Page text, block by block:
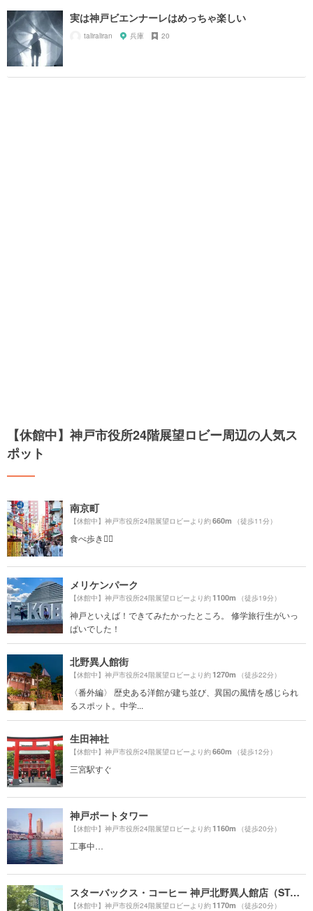
実は神戸ビエンナーレはめっちゃ楽しい
taliraliran 兵庫 20
【休館中】神戸市役所24階展望ロビー周辺の人気ス
ポット
南京町
【休館中】神戸市役所24階展望ロビーより約660m （徒歩11分）
食べ歩き🚶‍♀️
メリケンパーク
【休館中】神戸市役所24階展望ロビーより約1100m （徒歩19分）
神戸といえば！できてみたかったところ。 修学旅行生がいっ
ぱいでした！
北野異人館街
【休館中】神戸市役所24階展望ロビーより約1270m （徒歩22分）
〈番外編〉 歴史ある洋館が建ち並び、異国の風情を感じられ
るスポット。中学...
生田神社
【休館中】神戸市役所24階展望ロビーより約660m （徒歩12分）
三宮駅すぐ
神戸ポートタワー
【休館中】神戸市役所24階展望ロビーより約1160m （徒歩20分）
工事中…
スターバックス・コーヒー 神戸北野異人館店（STARBUCKS COFFEE）
【休館中】神戸市役所24階展望ロビーより約1170m （徒歩20分）